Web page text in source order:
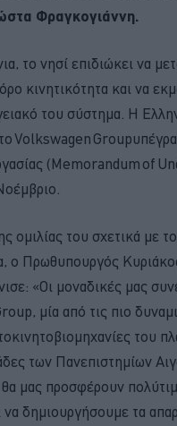
Φραγκογιάννη.
το νησί επιδιώκει να
κινητικότητα και να
του σύστημα. Η
Volkswagen
(Memorandum of
ομιλίας του σχετικά με
ο Πρωθυπουργός
«Οι μοναδικές μας
μία από τις πιο
του
των Πανεπιστημίων
μας προσφέρουν
δημιουργήσουμε τα